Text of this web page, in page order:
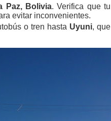
Paz, Bolivia. Verifica que tu
evitar inconvenientes.
o tren hasta Uyuni, que